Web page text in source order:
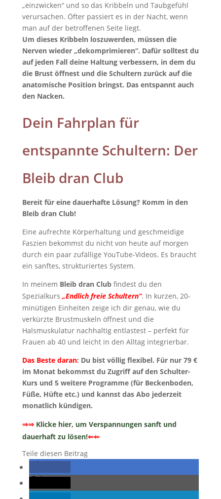
„einzwicken“ und so das Kribbeln und Taubgefühl
verursachen. Öfter passiert es in der Nacht, wenn
man auf der betroffenen Seite liegt.
Um dieses Kribbeln loszuwerden, müssen die
Nerven wieder „dekomprimieren“. Dafür solltest du
auf jeden Fall deine Haltung verbessern, in dem du
die Brust öffnest und die Schultern zurück auf die
anatomische Position bringst. Das entspannt auch
den Nacken.
Dein Fahrplan für
entspannte Schultern: Der
Bleib dran Club
Bereit für eine dauerhafte Lösung? Komm in den
Bleib dran Club!
Eine aufrechte Körperhaltung und geschmeidige
Faszien bekommst du nicht von heute auf morgen
durch ein paar zufällige YouTube-Videos. Es braucht
ein sanftes, strukturiertes System.
In meinem Bleib dran Clubfindest du den
Spezialkurs „Endlich freie Schultern“. In kurzen, 20-
minütigen Einheiten zeige ich dir genau, wie du
verkürzte Brustmuskeln öffnest und die
Halsmuskulatur nachhaltig entlastest – perfekt für
Frauen ab 40 und leicht in den Alltag integrierbar.
Das Beste daran: Du bist völlig flexibel. Für nur 79 €
im Monat bekommst du Zugriff auf den Schulter-
Kurs und 5 weitere Programme (für Beckenboden,
Füße, Hüfte etc.) und kannst das Abo jederzeit
monatlich kündigen.
⇒⇒Klicke hier, um Verspannungen sanft und
dauerhaft zu lösen!⇐⇐
Teile diesen Beitrag